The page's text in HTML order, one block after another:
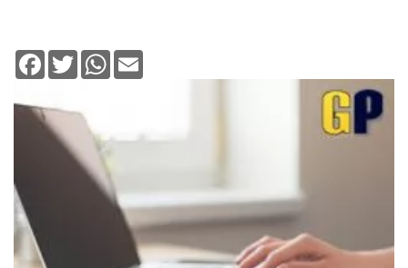
Facebook
TwitterWhatsApp